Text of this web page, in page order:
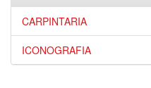
CARPINTARIA
ICONOGRAFIA